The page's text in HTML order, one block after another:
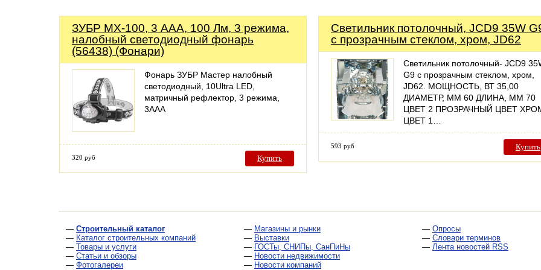
ЗУБР МХ-100, 3 AAA, 100 Лм, 3 режима,
налобный светодиодный фонарь
(56438) (Фонари)
Фонарь ЗУБР Мастер налобный
светодиодный, 10Ultra LED,
матричный рефлектор, 3 режима,
3ААА
320 руб Купить
Светильник потолочный, JCD9 35W
с прозрачным стеклом, хром, JD62
Светильник потолочный- JCD9
G9 с прозрачным стеклом, хром,
JD62. МОЩНОСТЬ, ВТ 35,00
ДИАМЕТР, ММ 60 ДЛИНА, ММ 70
ЦВЕТ 2 ПРОЗРАЧНЫЙ ЦВЕТ
ЦВЕТ 1…
593 руб Купить
— Строительный каталог
— Каталог строительных компаний
— Товары и услуги
— Статьи и обзоры
— Фотогалереи
— Магазины и рынки
— Выставки
— ГОСТы, СНИПы, СанПиНы
— Новости недвижимости
— Новости компаний
— Опросы
— Словари терминов
— Лента новостей RSS